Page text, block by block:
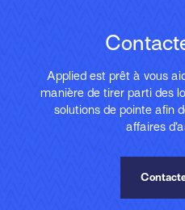
Applied est prêt à vous
manière de tirer parti des
solutions de pointe afin
affaires